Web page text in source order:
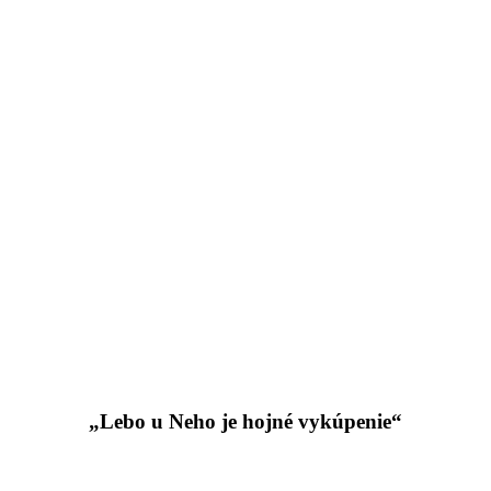
„Lebo u Neho je hojné vykúpenie“